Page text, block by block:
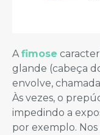
A fimose
glande (cabeça
envolve,
Às vezes, o
impedindo a
por exemplo. Nos